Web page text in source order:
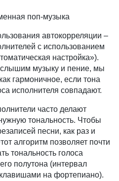
поп-музыка
автокорреляции –
с использованием
настройка»).
слышим музыку и пение, мы
гармоничное, если тона
исполнителя совпадают.
часто делают
тональность. Чтобы
песни, как раз и
алгоритм позволяет почти
тональность голоса
полутона (интервал
на фортепиано).